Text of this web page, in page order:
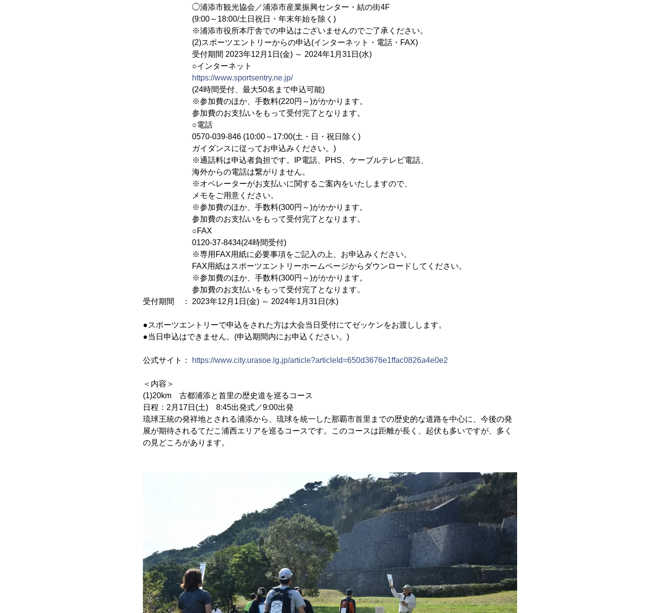
◯浦添市観光協会／浦添市産業振興センター・結の街4F
(9:00～18:00/土日祝日・年末年始を除く)
※浦添市役所本庁舎での申込はございませんのでご了承ください。
(2)スポーツエントリーからの申込(インターネット・電話・FAX)
受付期間 2023年12月1日(金) ～ 2024年1月31日(水)
○インターネット
https://www.sportsentry.ne.jp/
(24時間受付、最大50名まで申込可能)
※参加費のほか、手数料(220円～)がかかります。
参加費のお支払いをもって受付完了となります。
○電話
0570-039-846 (10:00～17:00(土・日・祝日除く)
ガイダンスに従ってお申込みください。)
※通話料は申込者負担です。IP電話、PHS、ケーブルテレビ電話、
海外からの電話は繋がりません。
※オペレーターがお支払いに関するご案内をいたしますので、
メモをご用意ください。
※参加費のほか、手数料(300円～)がかかります。
参加費のお支払いをもって受付完了となります。
○FAX
0120-37-8434(24時間受付)
※専用FAX用紙に必要事項をご記入の上、お申込みください。
FAX用紙はスポーツエントリーホームページからダウンロードしてください。
※参加費のほか、手数料(300円～)がかかります。
参加費のお支払いをもって受付完了となります。
受付期間 ： 2023年12月1日(金) ～ 2024年1月31日(水)
●スポーツエントリーで申込をされた方は大会当日受付にてゼッケンをお渡しします。
●当日申込はできません。(申込期間内にお申込ください。)
公式サイト： https://www.city.urasoe.lg.jp/article?articleId=650d3676e1ffac0826a4e0e2
＜内容＞
(1)20km 古都浦添と首里の歴史道を巡るコース
日程：2月17日(土) 8:45出発式／9:00出発
琉球王統の発祥地とされる浦添から、琉球を統一した那覇市首里までの歴史的な道路を中心に、今後の発
展が期待されるてだこ浦西エリアを巡るコースです。このコースは距離が長く、起伏も多いですが、多く
の見どころがあります。